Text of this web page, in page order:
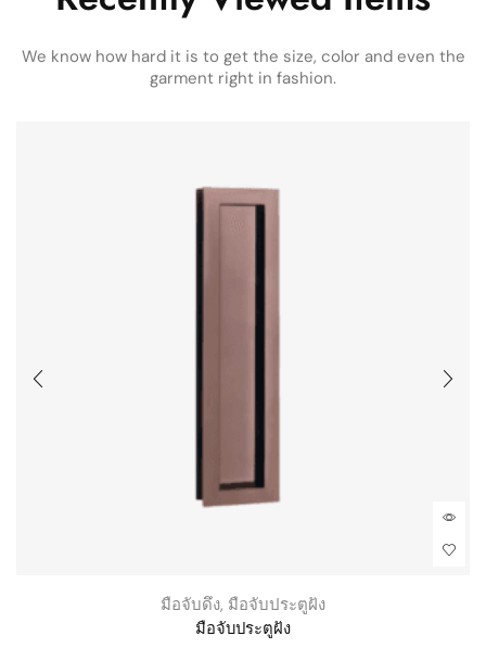
We know how hard it is to get the size, color and even the
garment right in fashion.
มือจับดึง, มือจับประตูฝัง
มือจับประตูฝัง